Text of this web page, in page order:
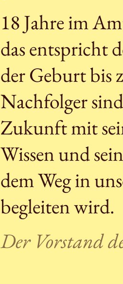
18 Jahre im
das entspricht
der Geburt bis
Nachfolger
Zukunft mit
Wissen und
dem Weg in
begleiten wird.
Der Vorstand